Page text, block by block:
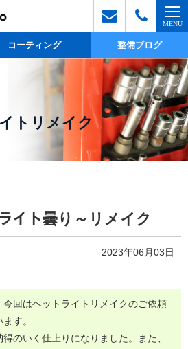
コーティング 整備ブログ
トリメイク
イト曇り～リメイク
2023年06月03日
今回はヘットライトリメイクのご依頼
す。
のいく仕上りになりました。また、